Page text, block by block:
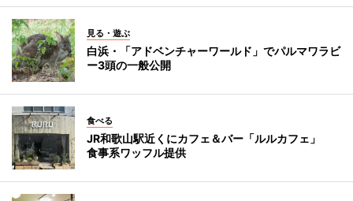
見る・遊ぶ
白浜・「アドベンチャーワールド」でパルマワラビ
ー3頭の一般公開
食べる
JR和歌山駅近くにカフェ＆バー「ルルカフェ」
食事系ワッフル提供